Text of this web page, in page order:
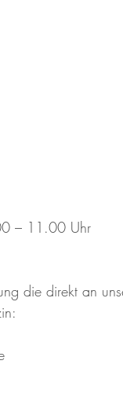
– 11.00 Uhr
die direkt an